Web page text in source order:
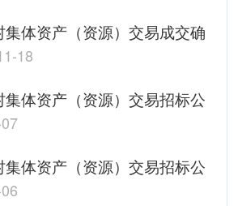
体资产（资源）交易成交确
18
体资产（资源）交易招标公
体资产（资源）交易招标公